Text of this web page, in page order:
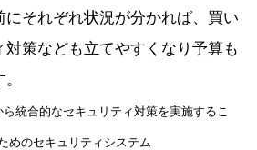
にそれぞれ状況が分かれば、買い
対策なども立てやすくなり予算も
統合的なセキュリティ対策を実施するこ
めのセキュリティシステム